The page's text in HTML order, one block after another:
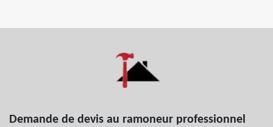
Demande de devis au ramoneur professionnel